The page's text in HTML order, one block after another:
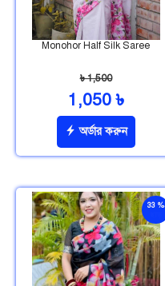
Monohor Half Silk Saree
৳ 1,500
1,050 ৳
অর্ডার করুন
33 %